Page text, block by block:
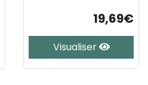
19,69€
Visualiser